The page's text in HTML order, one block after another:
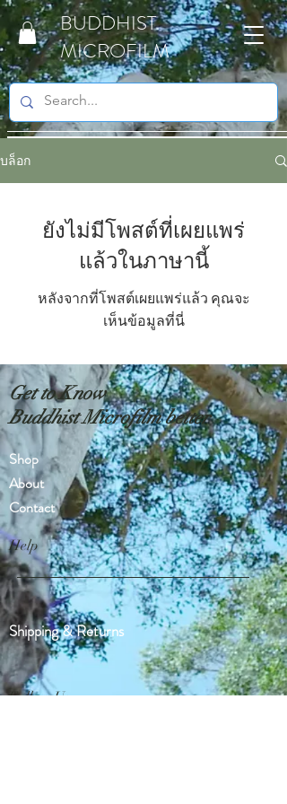
BUDDHIST
MICROFILM
บล็อก
ยังไม่มีโพสต์ที่เผยแพร่
แล้วในภาษานี้
หลังจากที่โพสต์เผยแพร่แล้ว คุณจะ
เห็นข้อมูลที่นี่
Get to Know
Buddhist Microfilm better
Shop
About
Contact
Help
Shipping & Returns
Follow Us